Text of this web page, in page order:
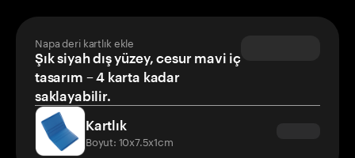
Napa deri kartlık ekle
Şık siyah dış yüzey, cesur mavi iç
tasarım – 4 karta kadar
saklayabilir.
Kartlık
Boyut: 10x7.5x1cm